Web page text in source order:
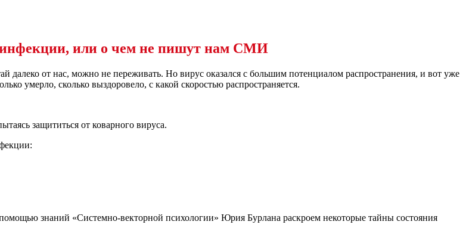
инфекции, или о чем не пишут нам СМИ
далеко от нас, можно не переживать. Но вирус оказался с большим потенциалом распространения, и вот уже
умерло, сколько выздоровело, с какой скоростью распространяется.
защититься от коварного вируса.
знаний «Системно-векторной психологии» Юрия Бурлана раскроем некоторые тайны состояния